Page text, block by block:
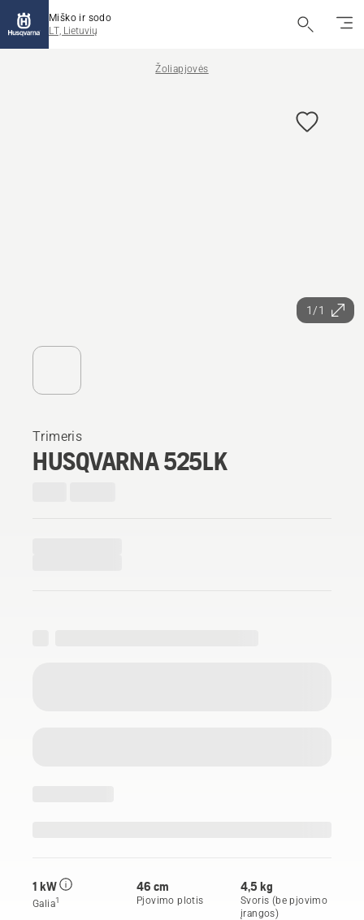
Miško ir sodo
LT, Lietuvių
Žoliapjovės
1/1
Trimeris
HUSQVARNA 525LK
1 kW
Galia1
46 cm
Pjovimo plotis
4,5 kg
Svoris (be pjovimo
įrangos)